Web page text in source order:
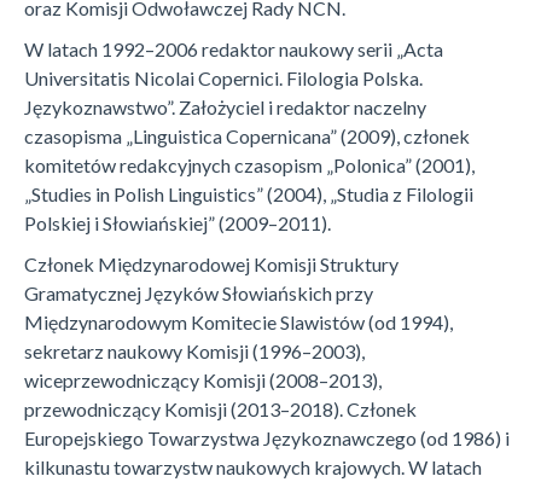
oraz Komisji Odwoławczej Rady NCN.
W latach 1992–2006 redaktor naukowy serii „Acta
Universitatis Nicolai Copernici. Filologia Polska.
Językoznawstwo”. Założyciel i redaktor naczelny
czasopisma „Linguistica Copernicana” (2009), członek
komitetów redakcyjnych czasopism „Polonica” (2001),
„Studies in Polish Linguistics” (2004), „Studia z Filologii
Polskiej i Słowiańskiej” (2009–2011).
Członek Międzynarodowej Komisji Struktury
Gramatycznej Języków Słowiańskich przy
Międzynarodowym Komitecie Slawistów (od 1994),
sekretarz naukowy Komisji (1996–2003),
wiceprzewodniczący Komisji (2008–2013),
przewodniczący Komisji (2013–2018). Członek
Europejskiego Towarzystwa Językoznawczego (od 1986) i
kilkunastu towarzystw naukowych krajowych. W latach